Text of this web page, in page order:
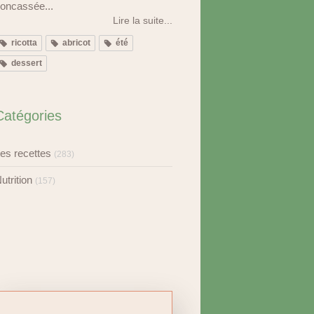
Lire la suite...
ricotta abricot été
dessert
recettes (283)
(157)